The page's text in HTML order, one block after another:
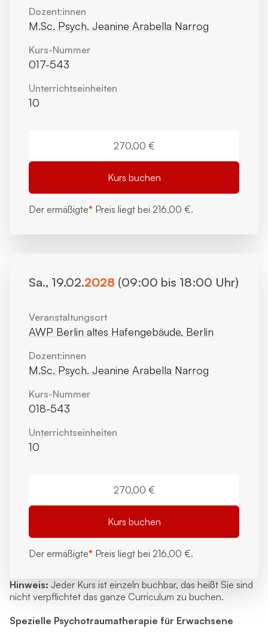
Hinweis: Jeder Kurs ist einzeln buchbar, das heißt Sie sind
nicht verpflichtet das ganze Curriculum zu buchen.
Spezielle Psychotraumatherapie für Erwachsene
Dozent:innen
M.Sc. Psych. Jeanine Arabella Narrog
Kurs-Nummer
017-543
Unterrichts­einheiten
10
270,00 €
Kurs buchen
Der ermäßigte* Preis liegt bei 216,00 €.
Sa., 19.02.2028 (09:00 bis 18:00 Uhr)
Veranstaltungsort
AWP Berlin altes Hafengebäude, Berlin
Dozent:innen
M.Sc. Psych. Jeanine Arabella Narrog
Kurs-Nummer
018-543
Unterrichts­einheiten
10
270,00 €
Kurs buchen
Der ermäßigte* Preis liegt bei 216,00 €.